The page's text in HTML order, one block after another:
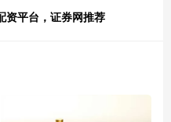
资平台，证券网推荐